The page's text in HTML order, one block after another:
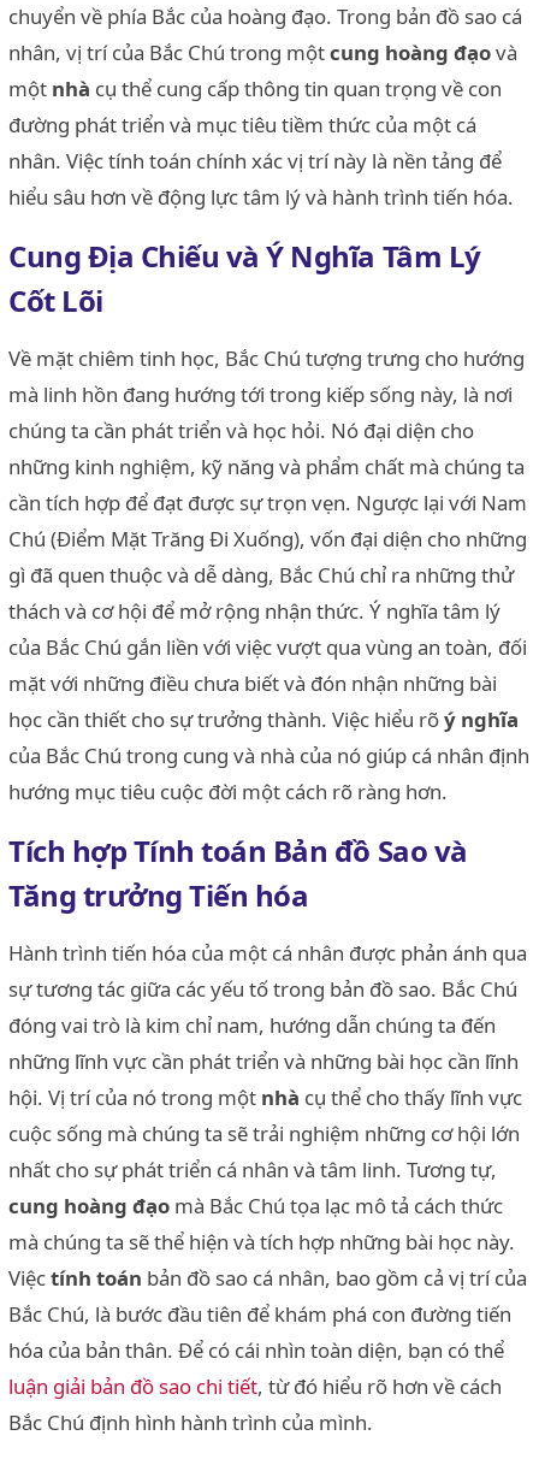
chuyển về phía Bắc của hoàng đạo. Trong bản đồ sao cá
nhân, vị trí của Bắc Chú trong mộtcung hoàng đạovà
một nhà cụ thể cung cấp thông tin quan trọng về con
đường phát triển và mục tiêu tiềm thức của một cá
nhân. Việc tính toán chính xác vị trí này là nền tảng để
hiểu sâu hơn về động lực tâm lý và hành trình tiến hóa.
Cung Địa Chiếu và Ý Nghĩa Tâm Lý
Cốt Lõi
Về mặt chiêm tinh học, Bắc Chú tượng trưng cho hướng
mà linh hồn đang hướng tới trong kiếp sống này, là nơi
chúng ta cần phát triển và học hỏi. Nó đại diện cho
những kinh nghiệm, kỹ năng và phẩm chất mà chúng ta
cần tích hợp để đạt được sự trọn vẹn. Ngược lại với Nam
Chú (Điểm Mặt Trăng Đi Xuống), vốn đại diện cho những
gì đã quen thuộc và dễ dàng, Bắc Chú chỉ ra những thử
thách và cơ hội để mở rộng nhận thức. Ý nghĩa tâm lý
của Bắc Chú gắn liền với việc vượt qua vùng an toàn, đối
mặt với những điều chưa biết và đón nhận những bài
học cần thiết cho sự trưởng thành. Việc hiểu rõý nghĩa
của Bắc Chú trong cung và nhà của nó giúp cá nhân định
hướng mục tiêu cuộc đời một cách rõ ràng hơn.
Tích hợp Tính toán Bản đồ Sao và
Tăng trưởng Tiến hóa
Hành trình tiến hóa của một cá nhân được phản ánh qua
sự tương tác giữa các yếu tố trong bản đồ sao. Bắc Chú
đóng vai trò là kim chỉ nam, hướng dẫn chúng ta đến
những lĩnh vực cần phát triển và những bài học cần lĩnh
hội. Vị trí của nó trong một nhà cụ thể cho thấy lĩnh vực
cuộc sống mà chúng ta sẽ trải nghiệm những cơ hội lớn
nhất cho sự phát triển cá nhân và tâm linh. Tương tự,
cung hoàng đạo mà Bắc Chú tọa lạc mô tả cách thức
mà chúng ta sẽ thể hiện và tích hợp những bài học này.
Việctính toán bản đồ sao cá nhân, bao gồm cả vị trí của
Bắc Chú, là bước đầu tiên để khám phá con đường tiến
hóa của bản thân. Để có cái nhìn toàn diện, bạn có thể
luận giải bản đồ sao chi tiết, từ đó hiểu rõ hơn về cách
Bắc Chú định hình hành trình của mình.